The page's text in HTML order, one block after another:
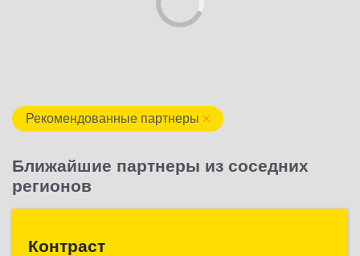
Рекомендованные партнеры
Ближайшие партнеры из соседних
регионов
Контраст